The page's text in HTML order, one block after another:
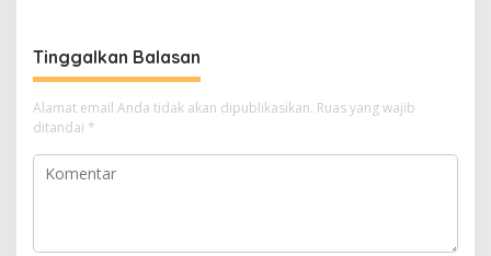
Tinggalkan Balasan
Alamat email Anda tidak akan dipublikasikan. Ruas yang wajib
ditandai *